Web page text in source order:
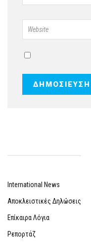
International News
Αποκλειστικές Δηλώσεις
Επίκαιρα Λόγια
Ρεπορτάζ